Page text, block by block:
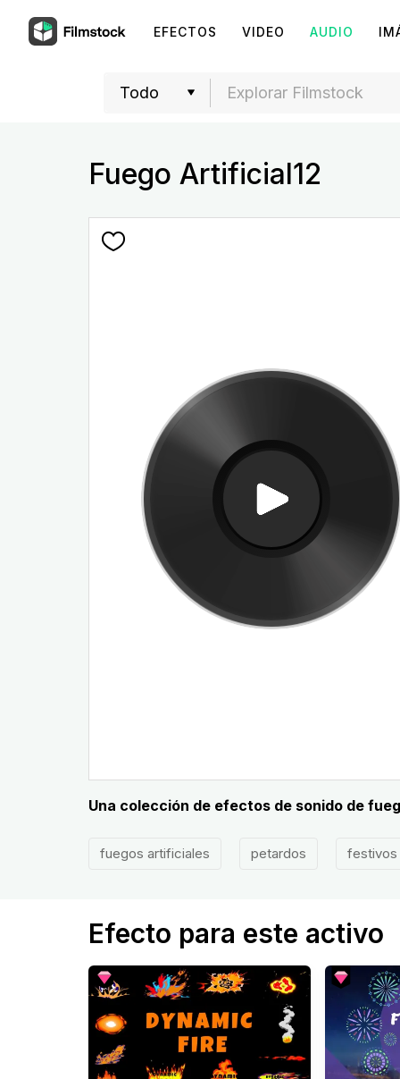
EFECTOS VIDEO AUDIO
Fuego Artificial12
Una colección de efectos de sonido de
fuegos artificiales petardos festivos
Efecto para este activo